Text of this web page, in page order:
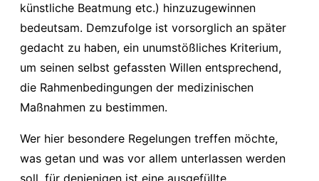
künstliche Beatmung etc.) hinzuzugewinnen
bedeutsam. Demzufolge ist vorsorglich an später
gedacht zu haben, ein unumstößliches Kriterium,
um seinen selbst gefassten Willen entsprechend,
die Rahmenbedingungen der medizinischen
Maßnahmen zu bestimmen.
Wer hier besondere Regelungen treffen möchte,
was getan und was vor allem unterlassen werden